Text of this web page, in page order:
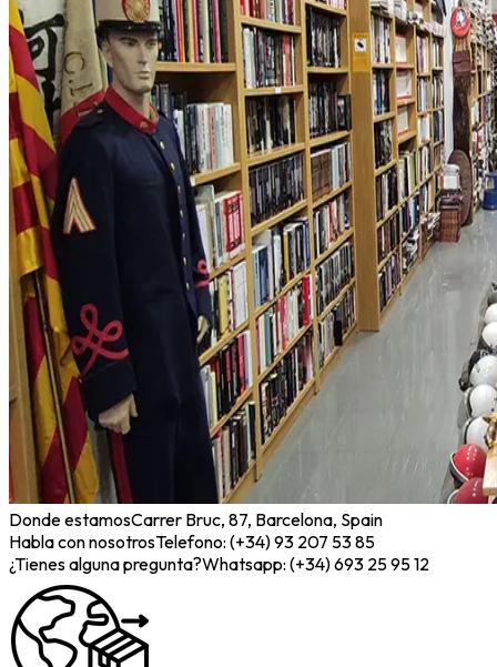
Donde estamosCarrer Bruc, 87, Barcelona, Spain
Habla con nosotrosTelefono: (+34) 93 207 53 85
¿Tienes alguna pregunta?Whatsapp: (+34) 693 25 95 12